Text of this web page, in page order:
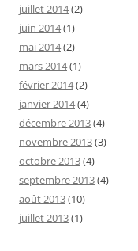
juillet 2014(2)
juin 2014(1)
mai 2014(2)
mars 2014(1)
février 2014(2)
janvier 2014(4)
décembre 2013(4)
novembre 2013(3)
octobre 2013(4)
septembre 2013(4)
août 2013(10)
juillet 2013(1)